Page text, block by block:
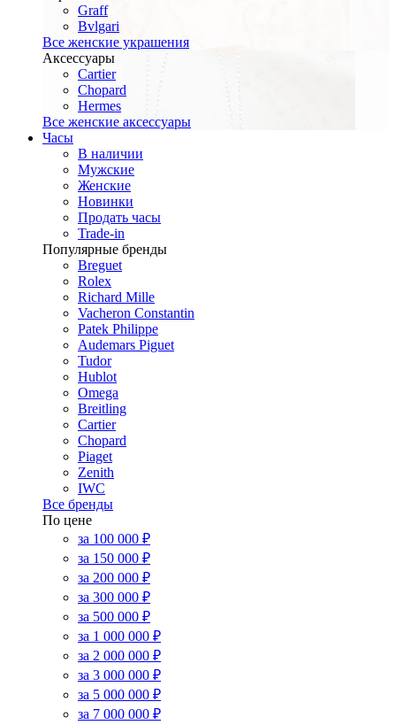
Graff
Bvlgari
Все женские украшения
Аксессуары
Cartier
Chopard
Hermes
Все женские аксессуары
Часы
В наличии
Мужские
Женские
Новинки
Продать часы
Trade-in
Популярные бренды
Breguet
Rolex
Richard Mille
Vacheron Constantin
Patek Philippe
Audemars Piguet
Tudor
Hublot
Omega
Breitling
Cartier
Chopard
Piaget
Zenith
IWC
Все бренды
По цене
за 100 000 ₽
за 150 000 ₽
за 200 000 ₽
за 300 000 ₽
за 500 000 ₽
за 1 000 000 ₽
за 2 000 000 ₽
за 3 000 000 ₽
за 5 000 000 ₽
за 7 000 000 ₽